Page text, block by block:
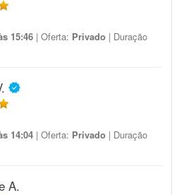
15:46 | Oferta: Privado | Duração
14:04 | Oferta: Privado | Duração
A.